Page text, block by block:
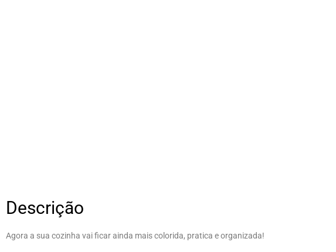
Descrição
Agora a sua cozinha vai ficar ainda mais colorida, pratica e organizada!